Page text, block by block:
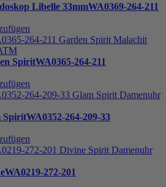
Libelle 33mmWA0369-264-211
SpiritWA0365-264-211
SpiritWA0352-264-209-33
WA0219-272-201